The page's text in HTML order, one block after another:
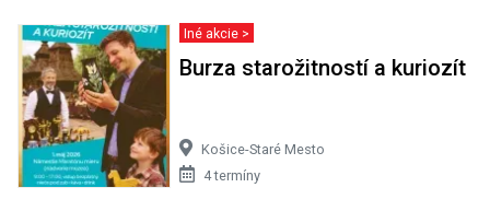
Iné akcie >
Burza starožitností a kuriozít
Košice-Staré Mesto
4 termíny